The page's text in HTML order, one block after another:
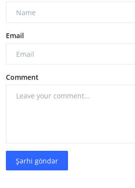
Email
Comment
Şərhi göndər